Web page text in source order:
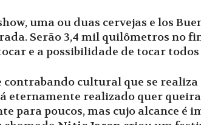
uma ou duas cervejas e los
Serão 3,4 mil quilômetros no
e a possibilidade de tocar
contrabando cultural que se
eternamente realizado quer
para poucos, mas cujo alcance é